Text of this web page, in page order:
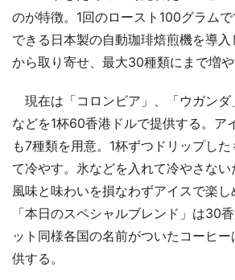
のが特徴。1回のロースト100グラム
できる日本製の自動珈琲焙煎機を導
から取り寄せ、最大30種類にまで増や
現在は「コロンビア」、「ウガンダ
などを1杯60香港ドルで提供する。ア
も7種類を用意。1杯ずつドリップし
て冷やす。氷などを入れて冷やさな
風味と味わいを損なわずアイスで楽し
「本日のスペシャルブレンド」は30
ット同様各国の名前がついたコーヒ
供する。